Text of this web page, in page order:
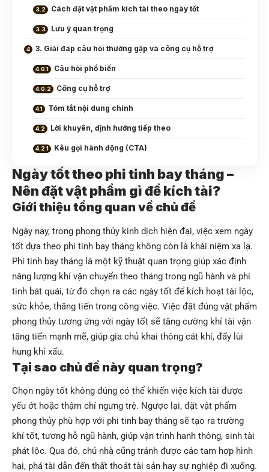
Cách đặt vật phẩm kích tài theo ngày tốt
Lưu ý quan trọng
3. Giải đáp câu hỏi thường gặp và công cụ hỗ trợ
Câu hỏi phổ biến
Công cụ hỗ trợ
Tóm tắt nội dung chính
Lời khuyên, định hướng tiếp theo
Kêu gọi hành động (CTA)
Ngày tốt theo phi tinh bay tháng –
Nên đặt vật phẩm gì để kích tài?
Giới thiệu tổng quan về chủ đề
Ngày nay, trong phong thủy kinh dịch hiện đại, việc xem ngày
tốt dựa theo phi tinh bay tháng không còn là khái niệm xa lạ.
Phi tinh bay tháng là một kỹ thuật quan trọng giúp xác định
năng lượng khí vận chuyển theo tháng trong ngũ hành và phi
tinh bát quái, từ đó chọn ra các ngày tốt để kích hoạt tài lộc,
sức khỏe, thăng tiến trong công việc. Việc đặt đúng vật phẩm
phong thủy tương ứng với ngày tốt sẽ tăng cường khí tài vận
tăng tiến mạnh mẽ, giúp gia chủ khai thông cát khí, đẩy lùi
hung khí xấu.
Tại sao chủ đề này quan trọng?
Chọn ngày tốt không đúng có thể khiến việc kích tài được
yếu ớt hoặc thậm chí ngưng trệ. Ngược lại, đặt vật phẩm
phong thủy phù hợp với phi tinh bay tháng sẽ tạo ra trường
khí tốt, tương hỗ ngũ hành, giúp vận trình hanh thông, sinh tài
phát lộc. Qua đó, chủ nhà cũng tránh được các tam hợp hình
hại, phá tài dẫn đến thất thoát tài sản hay sự nghiệp đi xuống.